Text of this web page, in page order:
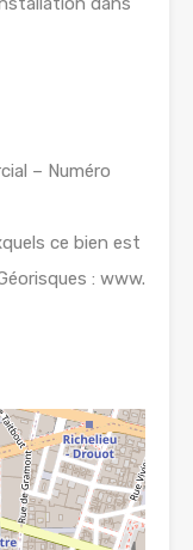
– Numéro
ce bien est
: www.